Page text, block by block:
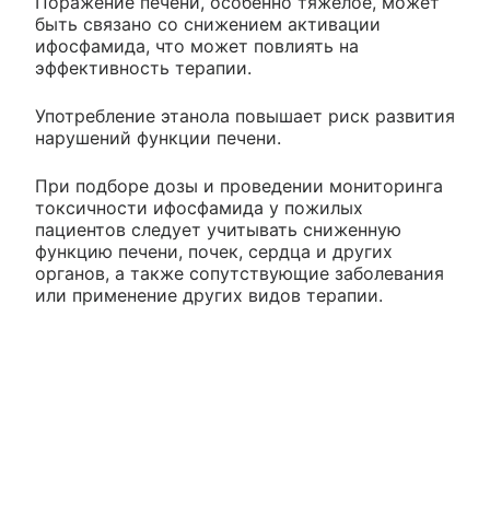
быть связано со снижением активации
ифосфамида, что может повлиять на
эффективность терапии.
Употребление этанола повышает риск развития
нарушений функции печени.
При подборе дозы и проведении мониторинга
токсичности ифосфамида у пожилых
пациентов следует учитывать сниженную
функцию печени, почек, сердца и других
органов, а также сопутствующие заболевания
или применение других видов терапии.